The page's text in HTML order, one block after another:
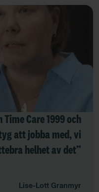
Care 1999 och
att jobba med, vi
helhet av det”
Lise-Lott Granmyr